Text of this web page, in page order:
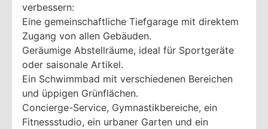
verbessern:
Eine gemeinschaftliche Tiefgarage mit direktem
Zugang von allen Gebäuden.
Geräumige Abstellräume, ideal für Sportgeräte
oder saisonale Artikel.
Ein Schwimmbad mit verschiedenen Bereichen
und üppigen Grünflächen.
Concierge-Service, Gymnastikbereiche, ein
Fitnessstudio, ein urbaner Garten und ein